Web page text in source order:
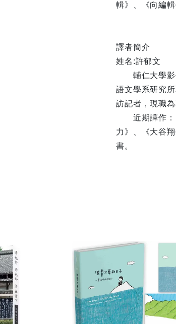
輯》、《向編
譯者簡介
姓名:許郁文
輔仁大學影
語文學系研究
訪記者，現職為
近期譯作：
力》、《大谷
書。